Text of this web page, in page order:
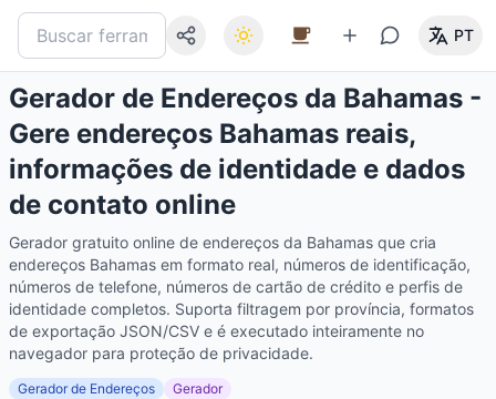
PT
Gerador de Endereços da Bahamas -
Gere endereços Bahamas reais,
informações de identidade e dados
de contato online
Gerador gratuito online de endereços da Bahamas que cria
endereços Bahamas em formato real, números de identificação,
números de telefone, números de cartão de crédito e perfis de
identidade completos. Suporta filtragem por província, formatos
de exportação JSON/CSV e é executado inteiramente no
navegador para proteção de privacidade.
Gerador de Endereços Gerador